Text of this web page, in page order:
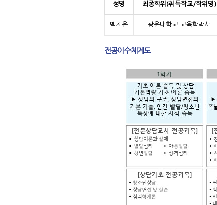
성명 최종학위(취득학교/학위명)
백지은 광운대학교 교육학박사
전공이수체계도